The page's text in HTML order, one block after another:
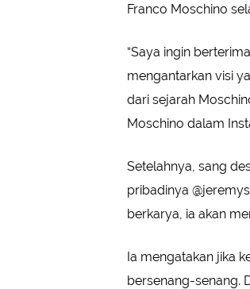
Franco Moschino
“Saya ingin
mengantarkan visi
dari sejarah
Moschino dalam
Setelahnya, sang
pribadinya
berkarya, ia akan
Ia mengatakan jika
bersenang-senang.